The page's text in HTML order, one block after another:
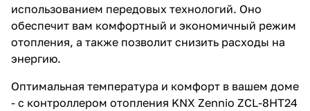
использованием передовых технологий. Оно
обеспечит вам комфортный и экономичный режим
отопления, а также позволит снизить расходы на
энергию.
Оптимальная температура и комфорт в вашем доме
- с контроллером отопления KNX Zennio ZCL-8HT24